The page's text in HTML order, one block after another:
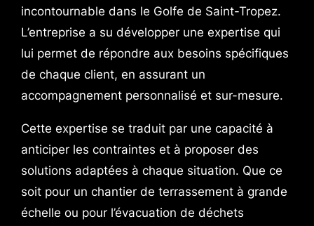
incontournable dans le Golfe de Saint-Tropez.
L’entreprise a su développer une expertise qui
lui permet de répondre aux besoins spécifiques
de chaque client, en assurant un
accompagnement personnalisé et sur-mesure.
Cette expertise se traduit par une capacité à
anticiper les contraintes et à proposer des
solutions adaptées à chaque situation. Que ce
soit pour un chantier de terrassement à grande
échelle ou pour l’évacuation de déchets